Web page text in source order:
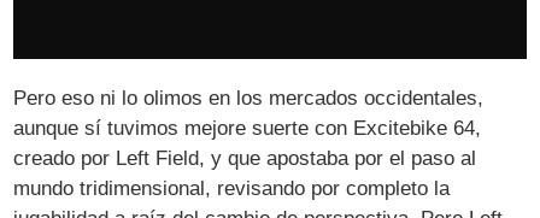
Pero eso ni lo olimos en los mercados occidentales,
aunque sí tuvimos mejore suerte con Excitebike 64,
creado por Left Field, y que apostaba por el paso al
mundo tridimensional, revisando por completo la